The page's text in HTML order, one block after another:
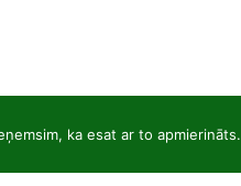
ka esat ar to apmierināts.